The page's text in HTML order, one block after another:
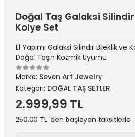
Doğal Taş Galaksi
Kolye Set
El Yapımı Galaksi Silindir Bileklik ve
Doğal Taşın Kozmik Uyumu
Marka: Seven Art Jewelry
Kategori: DOĞAL TAŞ SETLER
2.999,99 TL
250,00 TL 'den başlayan taksitlerle